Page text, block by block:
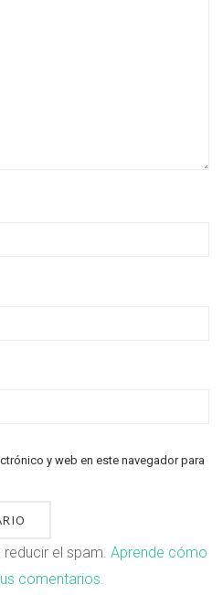
y web en este navegador para
el spam. Aprende cómo
comentarios.